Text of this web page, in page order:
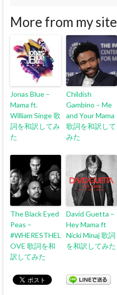
More from my site
Jonas Blue –
Mama ft.
William Singe 歌
詞を和訳してみ
た
Childish
Gambino – Me
and Your Mama
歌詞を和訳して
みた
The Black Eyed
Peas –
#WHERESTHEL
OVE 歌詞を和
訳してみた
David Guetta –
Hey Mama ft
Nicki Minaj 歌詞
を和訳してみた